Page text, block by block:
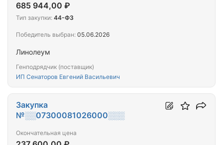
Линолеум
Генподрядчик (поставщик)
ИП Сенаторов Евгений Васильевич
685 944,00 ₽
Тип закупки: 44-ФЗ
Победитель выбран: 05.06.2026
Закупка
№░░07300081026000░░░
Окончательная цена